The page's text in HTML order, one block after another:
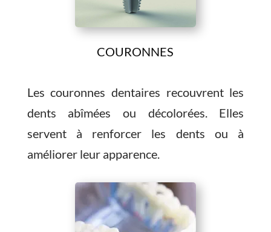
COURONNES
Les couronnes dentaires recouvrent les
dents abîmées ou décolorées. Elles
servent à renforcer les dents ou à
améliorer leur apparence.